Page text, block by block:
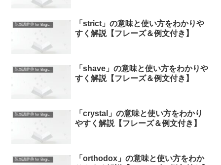
英単語辞典 for Beginners
「strict」の意味と使い方をわかりや
すく解説【フレーズ＆例文付き】
英単語辞典 for Beginners
「shave」の意味と使い方をわかりや
すく解説【フレーズ＆例文付き】
英単語辞典 for Beginners
「crystal」の意味と使い方をわかり
やすく解説【フレーズ＆例文付き】
英単語辞典 for Beginners
「orthodox」の意味と使い方をわか